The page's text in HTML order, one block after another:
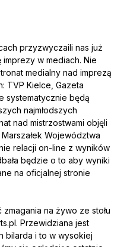
przyzwyczaili nas już
w mediach. Nie
medialny nad imprezą
TVP Kielce, Gazeta
systematycznie będą
najmłodszych
nad mistrzostwami objęli
Województwa
relacji on-line z wyników
będzie o to aby wyniki
na oficjalnej stronie
na żywo ze stołu
Przewidziana jest
bilarda i to w wysokiej